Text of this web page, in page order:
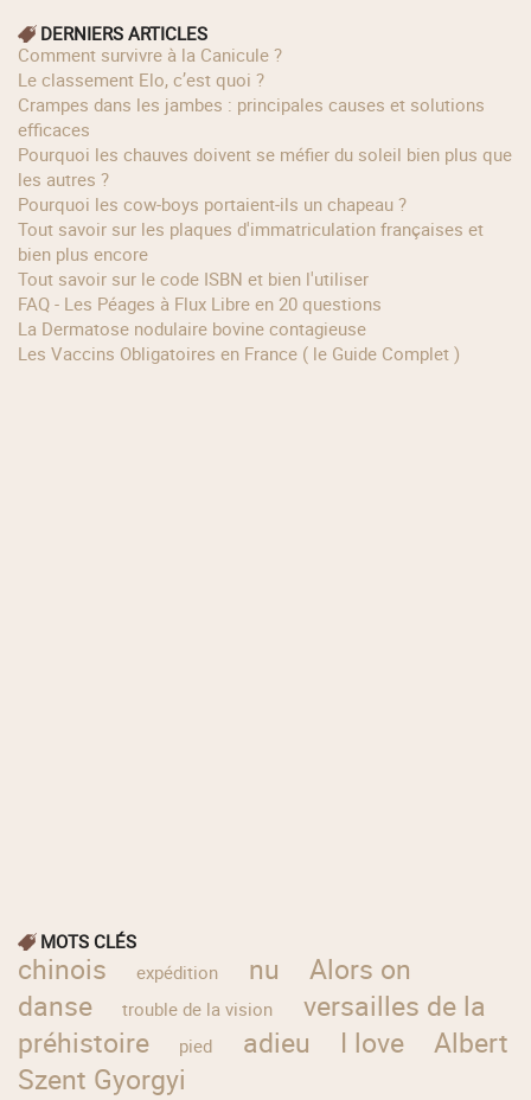
DERNIERS ARTICLES
Comment survivre à la Canicule ?
Le classement Elo, c’est quoi ?
Crampes dans les jambes : principales causes et solutions
efficaces
Pourquoi les chauves doivent se méfier du soleil bien plus que
les autres ?
Pourquoi les cow‑boys portaient‑ils un chapeau ?
Tout savoir sur les plaques d'immatriculation françaises et
bien plus encore
Tout savoir sur le code ISBN et bien l'utiliser
FAQ - Les Péages à Flux Libre en 20 questions
La Dermatose nodulaire bovine contagieuse
Les Vaccins Obligatoires en France ( le Guide Complet )
MOTS CLÉS
chinois expédition nu
Alors on
danse
trouble de la vision
versailles de la
préhistoire
pied adieu I love
Albert
Szent Gyorgyi